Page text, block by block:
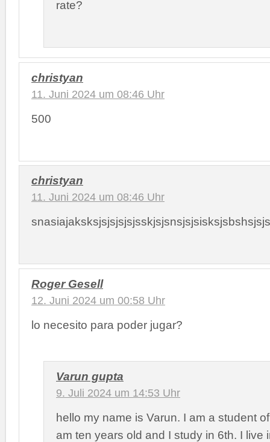
rate?
christyan
11. Juni 2024 um 08:46 Uhr
500
christyan
11. Juni 2024 um 08:46 Uhr
Roger Gesell
12. Juni 2024 um 00:58 Uhr
lo necesito para poder jugar?
Varun gupta
9. Juli 2024 um 14:53 Uhr
hello my name is Varun. I am a student
am ten years old and I study in 6th. I live